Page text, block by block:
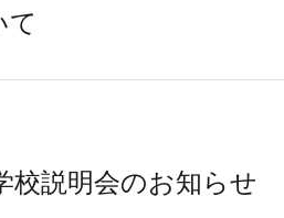
校説明会のお知らせ